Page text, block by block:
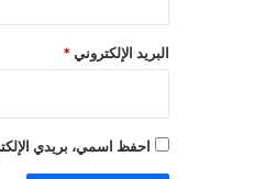
البريد الإلكتروني *
احفظ اسمي، بريدي